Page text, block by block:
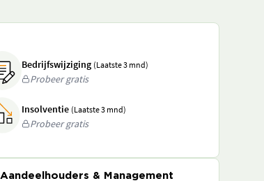
Bedrijfswijziging (Laatste 3 mnd)
Probeer gratis
Insolventie (Laatste 3 mnd)
Probeer gratis
Aandeelhouders & Management